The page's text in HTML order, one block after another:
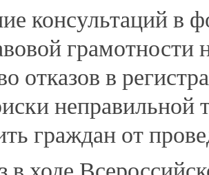
консультаций в
грамотности
отказов в
неправильной
граждан от